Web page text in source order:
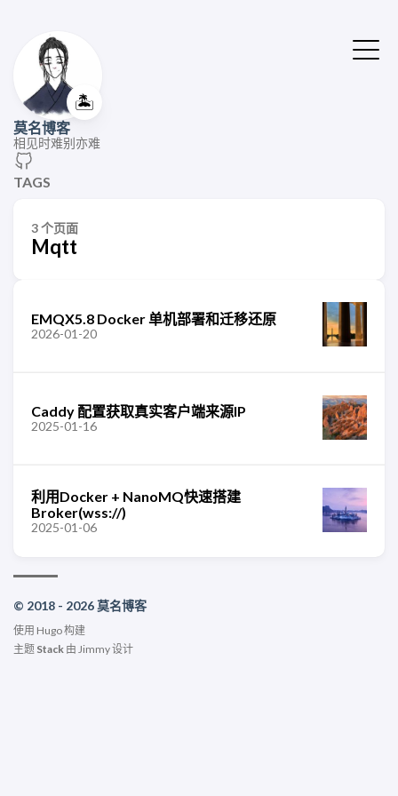
🏝️
莫名博客
相见时难别亦难
TAGS
3 个页面
Mqtt
EMQX5.8 Docker 单机部署和迁移还原
2026-01-20
Caddy 配置获取真实客户端来源IP
2025-01-16
利用Docker + NanoMQ快速搭建
Broker(wss://)
2025-01-06
© 2018 - 2026 莫名博客
使用 Hugo构建
主题 Stack 由 Jimmy设计